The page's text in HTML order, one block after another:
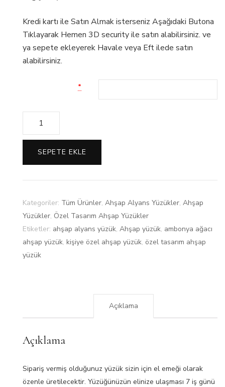
Kredi kartı ile Satın Almak isterseniz Aşağıdaki Butona
Tıklayarak Hemen 3D security ile satın alabilirsiniz. ve
ya sepete ekleyerek Havale veya Eft ilede satın
alabilirsiniz.
*
Miktar
SEPETE EKLE
Kategoriler: Tüm Ürünler, Ahşap Alyans Yüzükler, Ahşap
Yüzükler, Özel Tasarım Ahşap Yüzükler
Etiketler: ahşap alyans yüzük, Ahşap yüzük, ambonya ağacı
ahşap yüzük, kişiye özel ahşap yüzük, özel tasarım ahşap
yüzük
Açıklama
Açıklama
Sipariş vermiş olduğunuz yüzük sizin için el emeği olarak
özenle üretilecektir. Yüzüğünüzün elinize ulaşması 7 iş günü